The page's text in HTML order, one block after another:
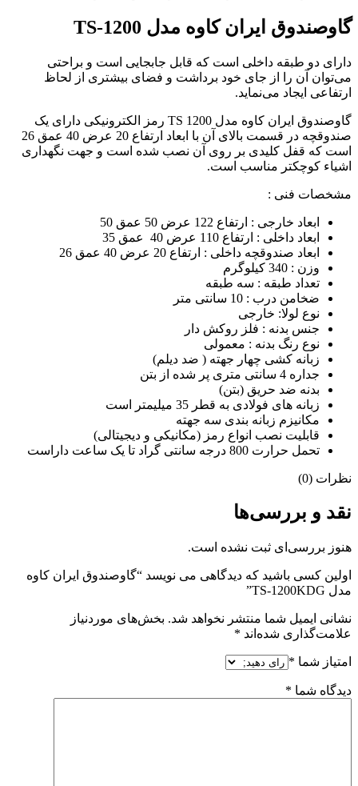
گاوصندوق ایران کاوه مدل TS-1200
دارای دو طبقه داخلی است که قابل جابجایی است و براحتی
می‌توان آن را از جای خود برداشت و فضای بیشتری از لحاظ
ارتفاعی ایجاد می‌نماید.
گاوصندوق ایران کاوه مدل TS 1200 رمز الکترونیکی دارای یک
صندوقچه در قسمت بالای آن با ابعاد ارتفاع 20 عرض 40 عمق 26
است که قفل کلیدی بر روی آن نصب شده است و جهت نگهداری
اشیاء کوچکتر مناسب است.
مشخصات فنی :
ابعاد خارجی : ارتفاع 122 عرض 50 عمق 50
ابعاد داخلی : ارتفاع 110 عرض 40 عمق 35
ابعاد صندوقچه داخلی : ارتفاع 20 عرض 40 عمق 26
وزن : 340 کیلوگرم
تعداد طبقه : سه طبقه
ضخامن درب : 10 سانتی متر
نوع لولا: خارجی
جنس بدنه : فلز روکش دار
نوع رنگ بدنه : معمولی
زبانه کشی چهار جهته ( ضد دیلم)
جداره 4 سانتی متری پر شده از بتن
بدنه ضد حریق (بتن)
زبانه های فولادی به قطر 35 میلیمتر است
مکانیزم زبانه بندی سه جهته
قابلیت نصب انواع رمز (مکانیکی و دیجیتالی)
تحمل حرارت 800 درجه سانتی گراد تا یک ساعت داراست
نظرات (0)
نقد و بررسی‌ها
هنوز بررسی‌ای ثبت نشده است.
اولین کسی باشید که دیدگاهی می نویسد “گاوصندوق ایران کاوه
مدل TS-1200KDG”
نشانی ایمیل شما منتشر نخواهد شد. بخش‌های موردنیاز
علامت‌گذاری شده‌اند *
امتیاز شما *
دیدگاه شما *